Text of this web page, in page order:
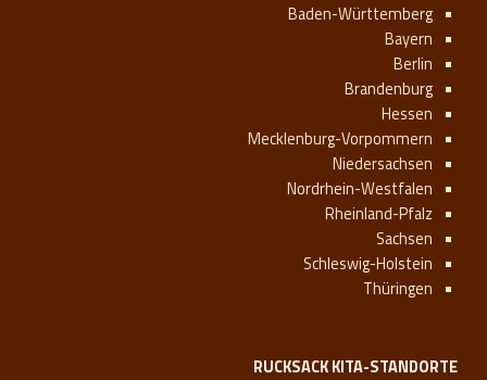
Baden-Württemberg
Bayern
Berlin
Brandenburg
Hessen
Mecklenburg-Vorpommern
Niedersachsen
Nordrhein-Westfalen
Rheinland-Pfalz
Sachsen
Schleswig-Holstein
Thüringen
RUCKSACK KITA-STANDORTE